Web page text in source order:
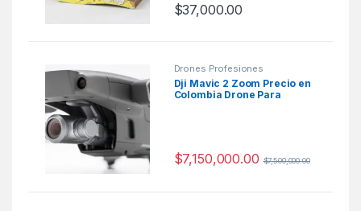
$37,000.00
Este producto tiene múltiples
Drones Profesiones
Dji Mavic 2 Zoom Precio en
Colombia Drone Para
$7,150,000.00 $7,500,000.00